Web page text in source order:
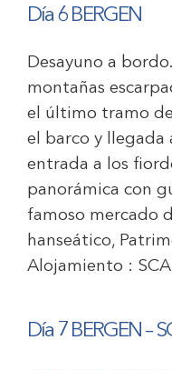
Día 6 BERGEN
Desayuno a
montañas
el último tramo
el barco y llegada
entrada a los
panorámica con
famoso mercado
hanseático,
Alojamiento :
Día 7 BERGEN –